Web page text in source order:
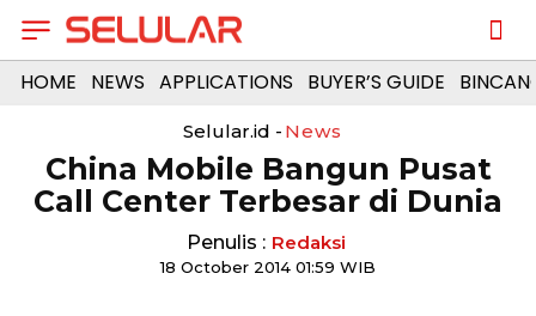
HOME NEWS APPLICATIONS BUYER’S GUIDE
Selular.id - News
China Mobile Bangun Pusat
Call Center Terbesar di Dunia
Penulis : Redaksi
18 October 2014 01:59 WIB